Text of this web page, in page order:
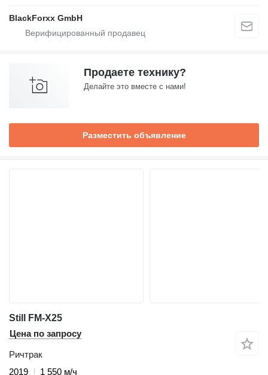
BlackForxx GmbH
Продаете технику?
Делайте это вместе с нами!
Разместить объявление
Still FM-X25
Цена по запросу
Ричтрак
2019
1 550 м/ч